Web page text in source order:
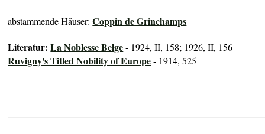
abstammende Häuser:Coppin de Grinchamps
Literatur:La Noblesse Belge- 1924, II, 158; 1926, II, 156
Ruvigny's Titled Nobility of Europe- 1914, 525